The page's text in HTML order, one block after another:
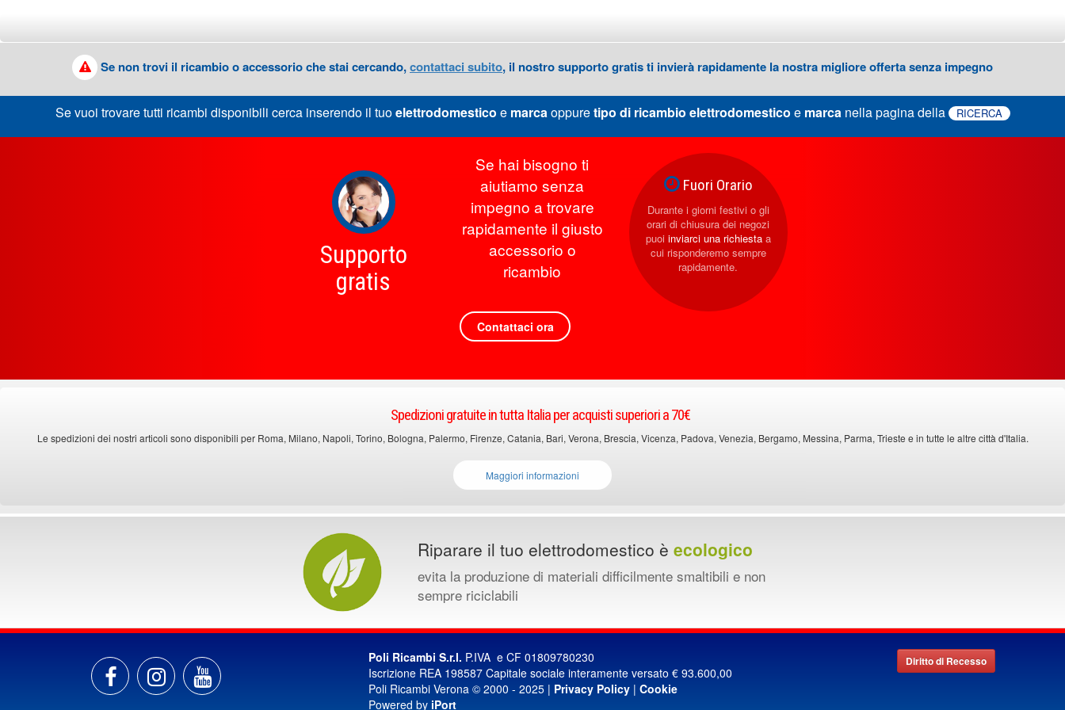
Se non trovi il ricambio o accessorio che stai cercando,contattaci subito, il nostro supporto gratis ti invierà rapidamente la nostra migliore offerta senza impegno
Se vuoi trovare tutti ricambi disponibili cerca inserendo il tuoelettrodomestico e marcaoppuretipo di ricambio elettrodomestico e marcanella pagina della RICERCA
Supporto
gratis
Se hai bisogno ti
aiutiamo senza
impegno a trovare
rapidamente il giusto
accessorio o
ricambio
Contattaci ora
Fuori Orario
Durante i giorni festivi o gli
orari di chiusura dei negozi
puoi inviarci una richiestaa
cui risponderemo sempre
rapidamente.
Spedizioni gratuite in tutta Italia per acquisti superiori a 70€
Le spedizioni dei nostri articoli sono disponibili per Roma, Milano, Napoli, Torino, Bologna, Palermo, Firenze, Catania, Bari, Verona, Brescia, Vicenza, Padova, Venezia, Bergamo, Messina, Parma, Trieste e in tutte le altre città d'Italia.
Maggiori informazioni
Riparare il tuo elettrodomestico è ecologico
evita la produzione di materiali difficilmente smaltibili e non
sempre riciclabili
Poli Ricambi S.r.l. P.IVA e CF 01809780230
Iscrizione REA 198587 Capitale sociale interamente versato € 93.600,00
Poli Ricambi Verona © 2000 - 2025 | Privacy Policy| Cookie
Powered by iPort
Diritto di Recesso